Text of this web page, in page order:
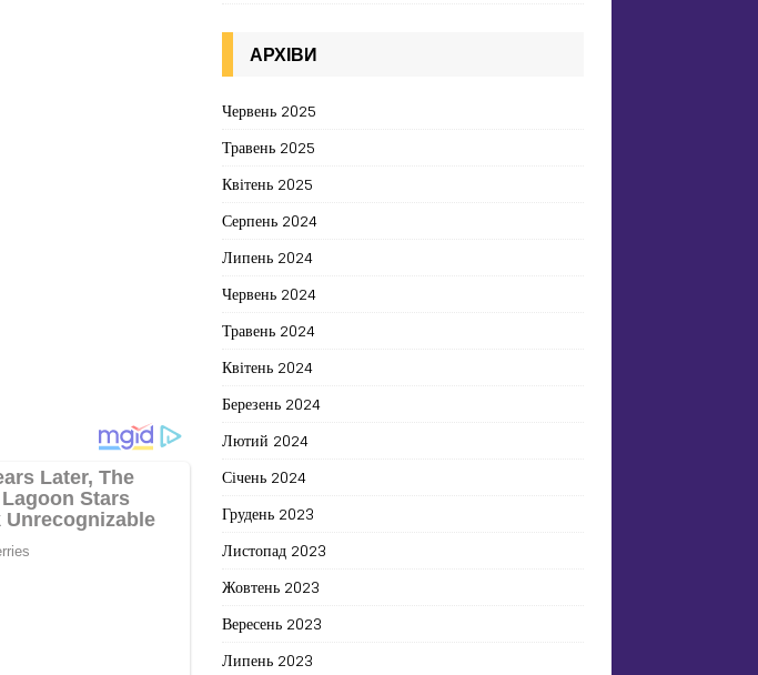
АРХІВИ
Червень 2025
Травень 2025
Квітень 2025
Серпень 2024
Липень 2024
Червень 2024
Травень 2024
Квітень 2024
Березень 2024
Лютий 2024
Січень 2024
Грудень 2023
Листопад 2023
Жовтень 2023
Вересень 2023
Липень 2023